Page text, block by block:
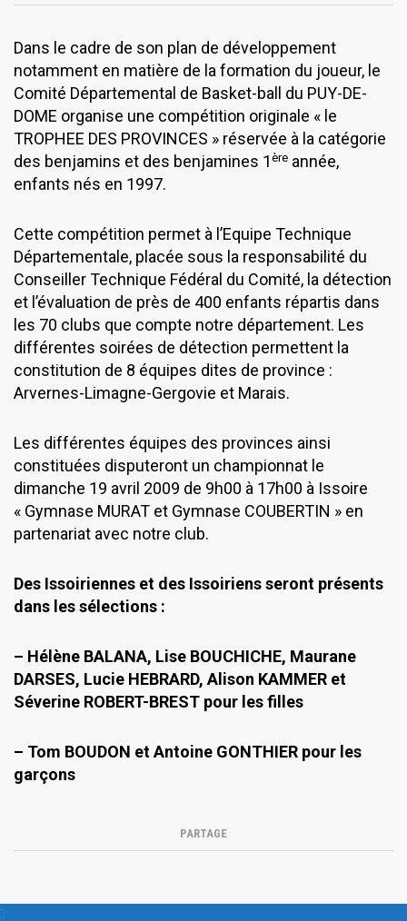
Dans le cadre de son plan de développement
notamment en matière de la formation du joueur, le
Comité Départemental de Basket-ball du PUY-DE-
DOME organise une compétition originale « le
TROPHEE DES PROVINCES » réservée à la catégorie
des benjamins et des benjamines 1ère année,
enfants nés en 1997.
Cette compétition permet à l’Equipe Technique
Départementale, placée sous la responsabilité du
Conseiller Technique Fédéral du Comité, la détection
et l’évaluation de près de 400 enfants répartis dans
les 70 clubs que compte notre département. Les
différentes soirées de détection permettent la
constitution de 8 équipes dites de province :
Arvernes-Limagne-Gergovie et Marais.
Les différentes équipes des provinces ainsi
constituées disputeront un championnat le
dimanche 19 avril 2009 de 9h00 à 17h00 à Issoire
« Gymnase MURAT et Gymnase COUBERTIN » en
partenariat avec notre club.
Des Issoiriennes et des Issoiriens seront présents
dans les sélections :
– Hélène BALANA, Lise BOUCHICHE, Maurane
DARSES, Lucie HEBRARD, Alison KAMMER et
Séverine ROBERT-BREST pour les filles
– Tom BOUDON et Antoine GONTHIER pour les
garçons
PARTAGE